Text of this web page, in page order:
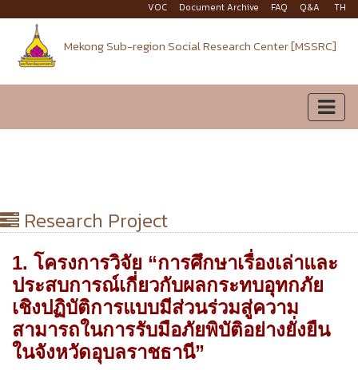
VOC Document Archive FAQ Q&A TH
Mekong Sub-region Social Research Center [MSSRC]
Research Project
1. โครงการวิจัย “การศึกษาเรื่องเล่าและ
ประสบการณ์เกี่ยวกับผลกระทบอุทกภัย
เชิงปฏิบัติการแบบมีส่วนร่วมสู่ความ
สามารถในการรับมือภัยพิบัติอย่างยั่งยืน
ในจังหวัดอุบลราชธานี”